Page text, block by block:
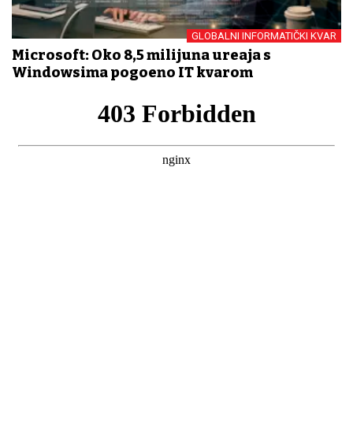
GLOBALNI INFORMATIČKI KVAR
Microsoft: Oko 8,5 milijuna uređaja s
Windowsima pogođeno IT kvarom